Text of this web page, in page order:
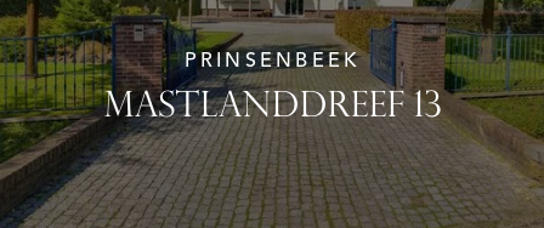
PRINSENBEEK
MASTLANDDREEF 13